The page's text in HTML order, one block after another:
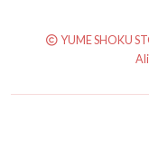
YUME SHOKU